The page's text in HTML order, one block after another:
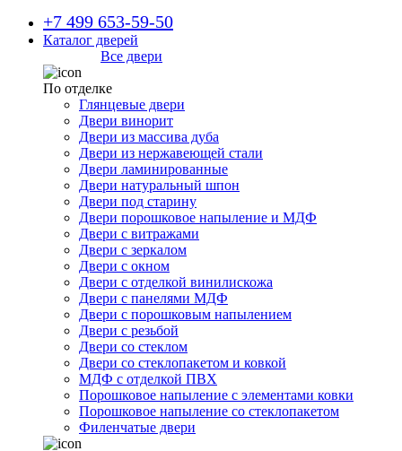
+7 499 653-59-50
Каталог дверей
Все двери
По отделке
Глянцевые двери
Двери винорит
Двери из массива дуба
Двери из нержавеющей стали
Двери ламинированные
Двери натуральный шпон
Двери под старину
Двери порошковое напыление и МДФ
Двери с витражами
Двери с зеркалом
Двери с окном
Двери с отделкой винилискожа
Двери с панелями МДФ
Двери с порошковым напылением
Двери с резьбой
Двери со стеклом
Двери со стеклопакетом и ковкой
МДФ с отделкой ПВХ
Порошковое напыление с элементами ковки
Порошковое напыление со стеклопакетом
Филенчатые двери